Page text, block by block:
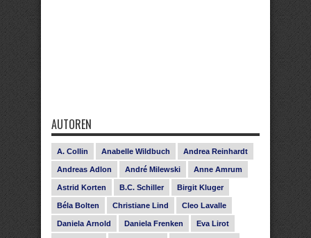
AUTOREN
A. Collin Anabelle Wildbuch Andrea Reinhardt
Andreas Adlon André Milewski Anne Amrum
Astrid Korten B.C. Schiller Birgit Kluger
Béla Bolten Christiane Lind Cleo Lavalle
Daniela Arnold Daniela Frenken Eva Lirot